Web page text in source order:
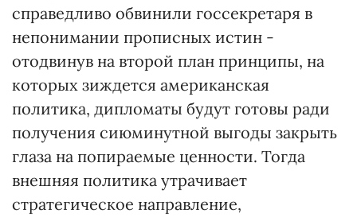
справедливо обвинили госсекретаря в
непонимании прописных истин -
отодвинув на второй план принципы, на
которых зиждется американская
политика, дипломаты будут готовы ради
получения сиюминутной выгоды закрыть
глаза на попираемые ценности. Тогда
внешняя политика утрачивает
стратегическое направление,